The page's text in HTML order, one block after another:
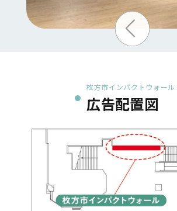
枚方市インパクトウォール
広告配置図